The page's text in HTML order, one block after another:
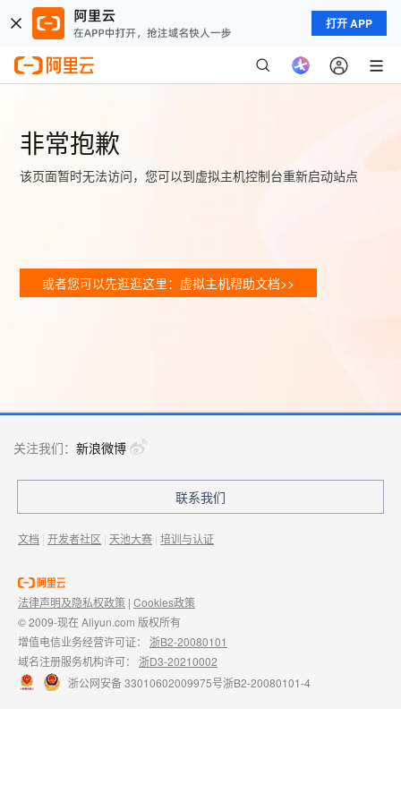
打开 APP
非常抱歉
该页面暂时无法访问，您可以到虚拟主机控制台重新启动站点
或者您可以先逛逛这里：虚拟主机帮助文档>>